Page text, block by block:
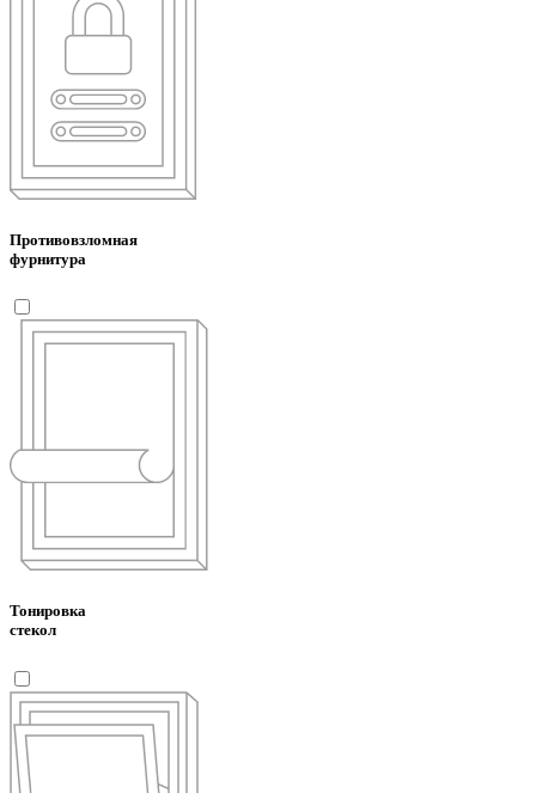
Противовзломная
фурнитура
Тонировка
стекол